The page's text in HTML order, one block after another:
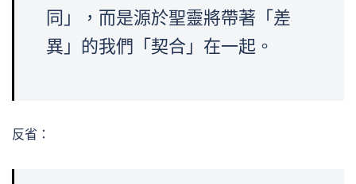
同」，而是源於聖靈將帶著「差
異」的我們「契合」在一起。
反省：